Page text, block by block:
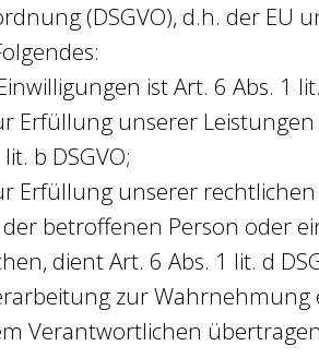
(DSGVO), d.h. der EU
ist Art. 6 Abs. 1
Erfüllung unserer
b DSGVO;
Erfüllung unserer rechtlichen
betroffenen Person oder
dient Art. 6 Abs. 1 lit. d
zur
Verantwortlichen übertragen